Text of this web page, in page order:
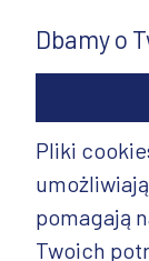
Dbamy o
Pliki
pomagają
Twoich